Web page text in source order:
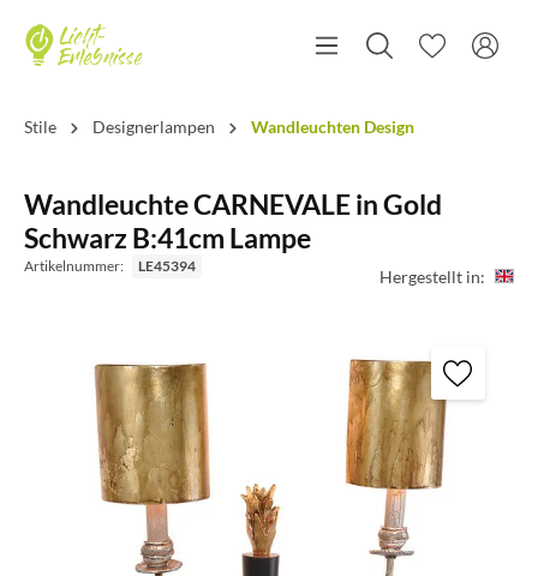
Stile Designerlampen Wandleuchten Design
Wandleuchte CARNEVALE in Gold
Schwarz B:41cm Lampe
Artikelnummer: LE45394 Hergestellt in: